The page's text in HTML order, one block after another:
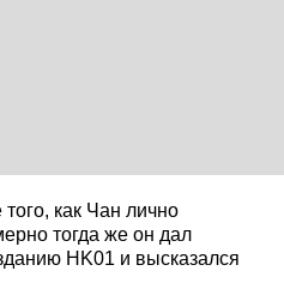
как Чан лично
тогда же он дал
HK01 и высказался